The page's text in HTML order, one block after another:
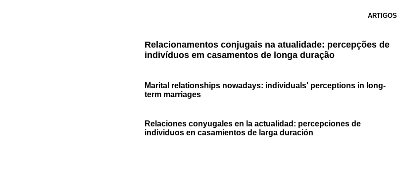
ARTIGOS
Relacionamentos conjugais na atualidade: percepções de
indivíduos em casamentos de longa duração
Marital relationships nowadays: individuals' perceptions in long-
term marriages
Relaciones conyugales en la actualidad: percepciones de
individuos en casamientos de larga duración